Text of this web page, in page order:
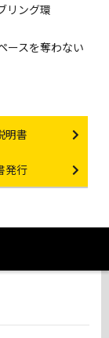
リング環
ースを奪わない
manual
明書
Issuance
発行